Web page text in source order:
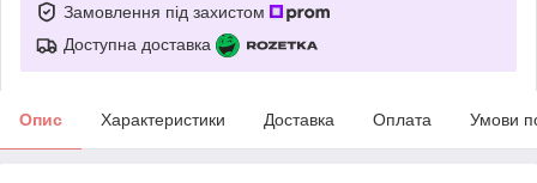
Замовлення під захистом
Доступна доставка
Опис Характеристики Доставка Оплата Умови